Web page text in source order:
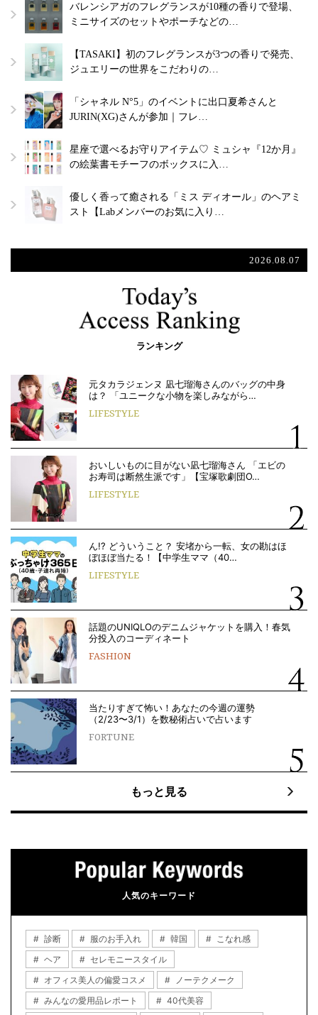
バレンシアガのフレグランスが10種の香りで登場、
ミニサイズのセットやポーチなどの…
【TASAKI】初のフレグランスが3つの香りで発売、
ジュエリーの世界をこだわりの…
「シャネル N°5」のイベントに出口夏希さんと
JURIN(XG)さんが参加｜フレ…
星座で選べるお守りアイテム♡ ミュシャ『12か月』
の絵葉書モチーフのボックスに入…
優しく香って癒される「ミス ディオール」のヘアミ
スト【Labメンバーのお気に入り…
2026.08.07
ランキング
元タカラジェンヌ 凪七瑠海さんのバッグの中身
は？ 「ユニークな小物を楽しみながら…
LIFESTYLE
おいしいものに目がない凪七瑠海さん 「エビの
お寿司は断然生派です」【宝塚歌劇団O…
LIFESTYLE
ん!? どういうこと？ 安堵から一転、女の勘はほ
ぼほぼ当たる！【中学生ママ（40…
LIFESTYLE
話題のUNIQLOのデニムジャケットを購入！春気
分投入のコーディネート
FASHION
当たりすぎて怖い！あなたの今週の運勢
（2/23〜3/1）を数秘術占いで占います
FORTUNE
もっと見る
人気のキーワード
診断 服のお手入れ 韓国
こなれ感
ヘア
セレモニースタイル
オフィス美人の偏愛コスメ
ノーテクメーク
みんなの愛用品レポート
40代美容